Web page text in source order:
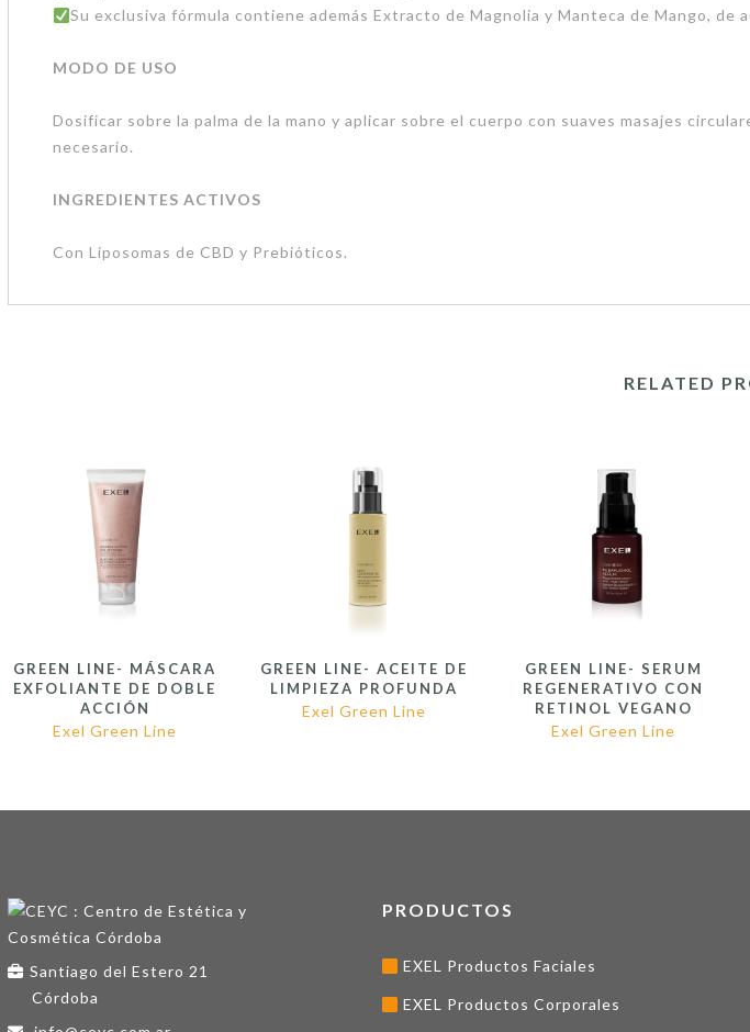
Su exclusiva fórmula contiene además Extracto de Magnolia y Manteca de Mango,
MODO DE USO
Dosificar sobre la palma de la mano y aplicar sobre el cuerpo con suaves masajes
necesario.
INGREDIENTES ACTIVOS
Con Liposomas de CBD y Prebióticos.
RELATED
GREEN LINE- MÁSCARA
EXFOLIANTE DE DOBLE
ACCIÓN
Exel Green Line
GREEN LINE- ACEITE DE
LIMPIEZA PROFUNDA
Exel Green Line
GREEN LINE- SERUM
REGENERATIVO CON
RETINOL VEGANO
Exel Green Line
Santiago del Estero 21
Córdoba
PRODUCTOS
EXEL Productos Faciales
EXEL Productos Corporales